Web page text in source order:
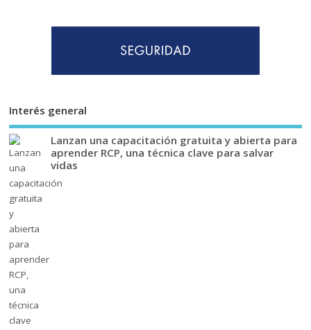
Interés general
Lanzan una capacitación gratuita y abierta para
aprender RCP, una técnica clave para salvar
vidas